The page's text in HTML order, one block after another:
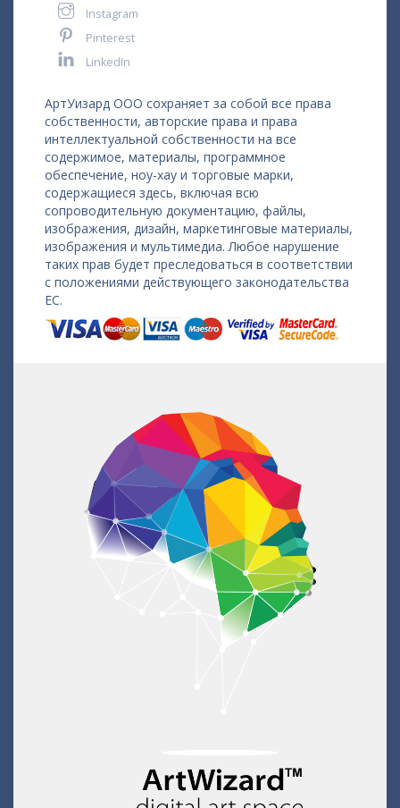
Instagram
Pinterest
LinkedIn
АртУизард ООО сохраняет за собой все права
собственности, авторские права и права
интеллектуальной собственности на все
содержимое, материалы, программное
обеспечение, ноу-хау и торговые марки,
содержащиеся здесь, включая всю
сопроводительную документацию, файлы,
изображения, дизайн, маркетинговые материалы,
изображения и мультимедиа. Любое нарушение
таких прав будет преследоваться в соответствии
с положениями действующего законодательства
ЕС.